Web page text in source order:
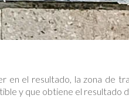
en el resultado, la zona de
y que obtiene el resultado